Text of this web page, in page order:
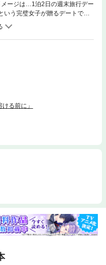
メージは…1泊2日の週末旅行デー
いう完璧女子が贈るデートで
、二人の距離はあっという間に
る前に」